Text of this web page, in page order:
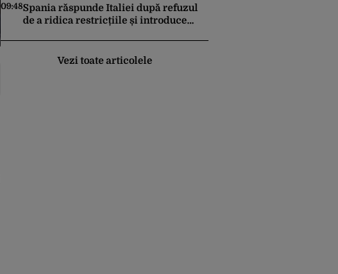
băutură!
09:48Spania răspunde Italiei după refuzul
de a ridica restricțiile și introduce
Vezi toate articolele